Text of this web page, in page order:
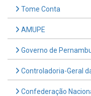
Tome Conta
AMUPE
Governo de
Controladoria-Geral
Confederação